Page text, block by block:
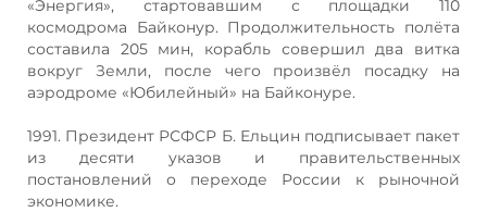
«Энергия», стартовавшим с площадки 110
космодрома Байконур. Продолжительность полёта
составила 205 мин, корабль совершил два витка
вокруг Земли, после чего произвёл посадку на
аэродроме «Юбилейный» на Байконуре.
1991. Президент РСФСР Б. Ельцин подписывает пакет
из десяти указов и правительственных
постановлений о переходе России к рыночной
экономике.